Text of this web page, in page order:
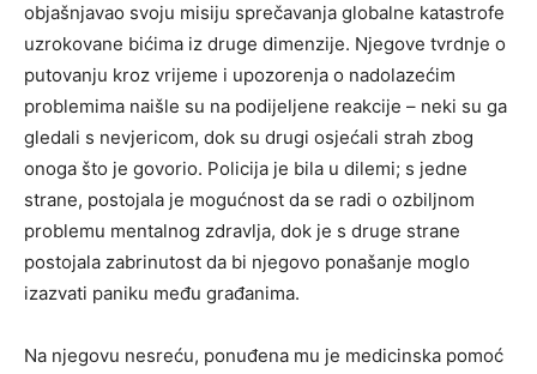
objašnjavao svoju misiju sprečavanja globalne katastrofe
uzrokovane bićima iz druge dimenzije. Njegove tvrdnje o
putovanju kroz vrijeme i upozorenja o nadolazećim
problemima naišle su na podijeljene reakcije – neki su ga
gledali s nevjericom, dok su drugi osjećali strah zbog
onoga što je govorio. Policija je bila u dilemi; s jedne
strane, postojala je mogućnost da se radi o ozbiljnom
problemu mentalnog zdravlja, dok je s druge strane
postojala zabrinutost da bi njegovo ponašanje moglo
izazvati paniku među građanima.
Na njegovu nesreću, ponuđena mu je medicinska pomoć